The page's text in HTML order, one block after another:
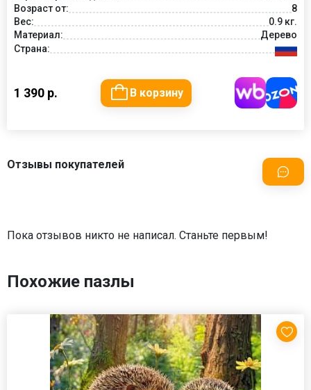
Возраст от:
8
Вес:
0.9 кг.
Материал:
Дерево
Страна:
1 390 р. В корзину
Отзывы покупателей
Пока отзывов никто не написал. Станьте первым!
Похожие пазлы